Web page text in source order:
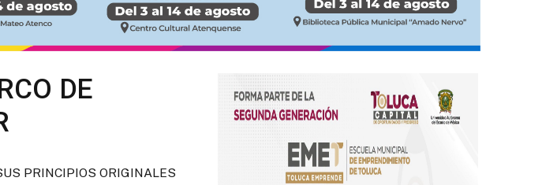
DE
PRINCIPIOS ORIGINALES